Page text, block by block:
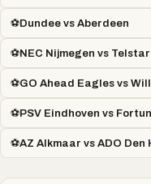
⚽Dundee vs Aberdeen
⚽NEC Nijmegen vs Telstar
⚽GO Ahead Eagles vs
⚽PSV Eindhoven vs
⚽AZ Alkmaar vs ADO Den